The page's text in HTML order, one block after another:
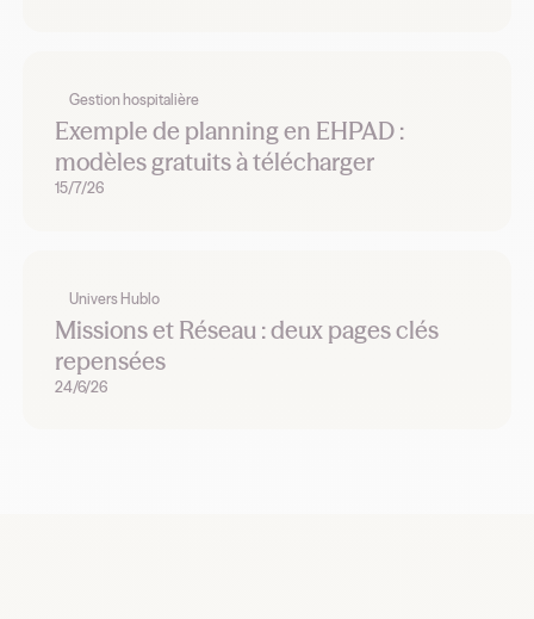
Gestion hospitalière
Exemple de planning en EHPAD :
modèles gratuits à télécharger
15/7/26
Univers Hublo
Missions et Réseau : deux pages clés
repensées
24/6/26